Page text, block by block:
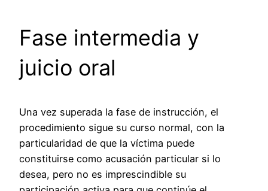
Fase intermedia y
juicio oral
Una vez superada la fase de instrucción, el
procedimiento sigue su curso normal, con la
particularidad de que la víctima puede
constituirse como acusación particular si lo
desea, pero no es imprescindible su